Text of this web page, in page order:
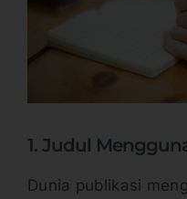
1. Judul
Dunia publikasi